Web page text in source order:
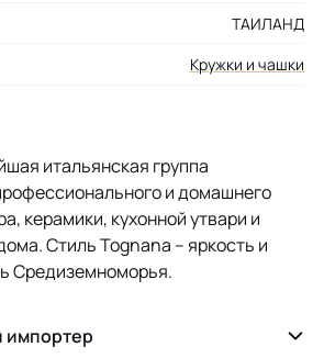
ТАИЛАНД
Кружки и чашки
итальянская группа
и домашнего
керамики, кухонной утвари и
Стиль Tognana – яркость и
Средиземноморья.
импортер